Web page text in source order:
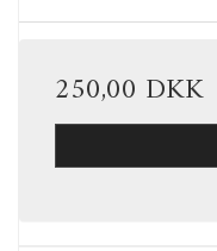
250,00 DKK